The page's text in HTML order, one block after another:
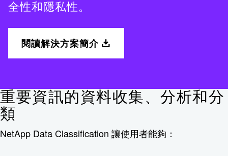
全性和隱私性。
閱讀解決方案簡介
重要資訊的資料收集、分析和分
類
NetApp Data Classification 讓使用者能夠：